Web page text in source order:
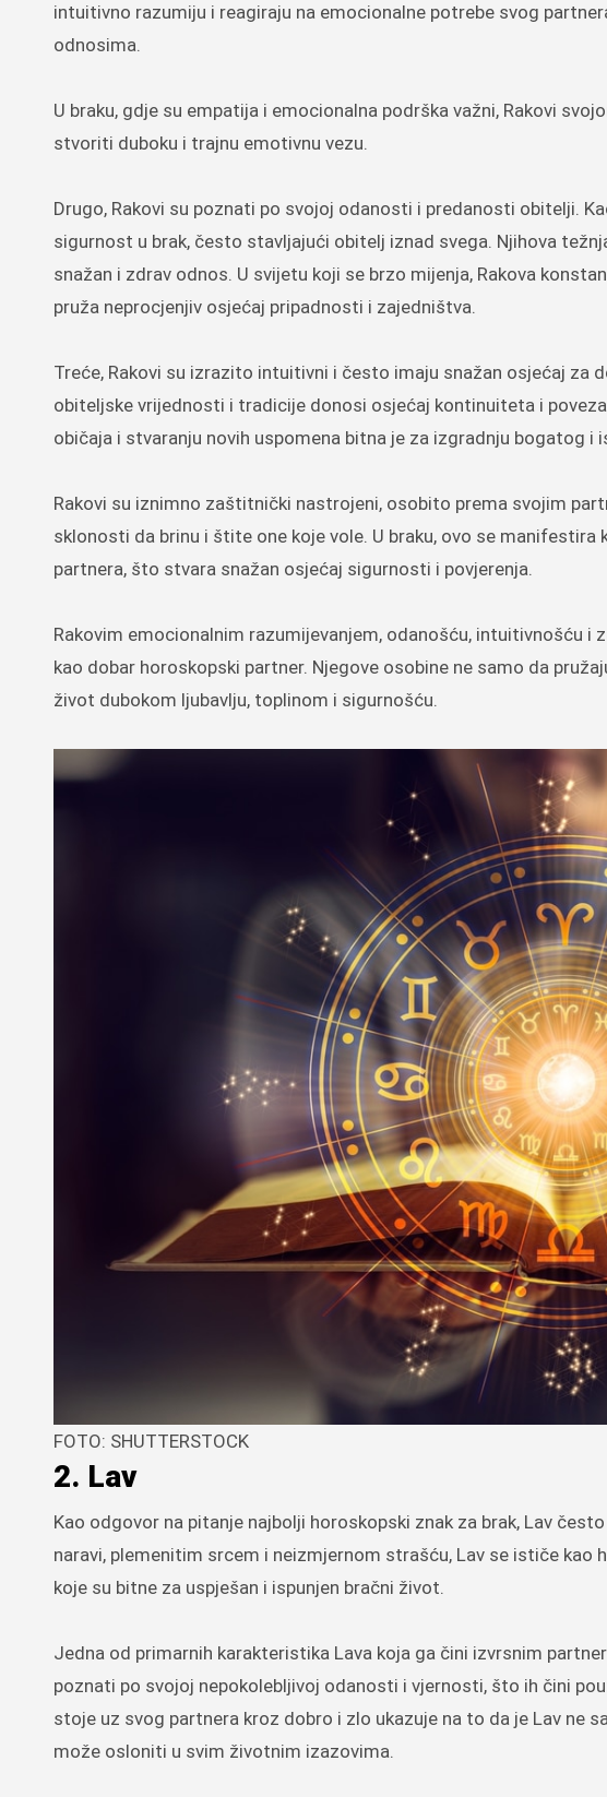
intuitivno razumiju i reagiraju na emocionalne potrebe svog
odnosima.
U braku, gdje su empatija i emocionalna podrška važni, Rakovi
stvoriti duboku i trajnu emotivnu vezu.
Drugo, Rakovi su poznati po svojoj odanosti i predanosti obitelji.
sigurnost u brak, često stavljajući obitelj iznad svega. Njihova
snažan i zdrav odnos. U svijetu koji se brzo mijenja, Rakova
pruža neprocjenjiv osjećaj pripadnosti i zajedništva.
Treće, Rakovi su izrazito intuitivni i često imaju snažan osjećaj za
obiteljske vrijednosti i tradicije donosi osjećaj kontinuiteta i
običaja i stvaranju novih uspomena bitna je za izgradnju bogatog i
Rakovi su iznimno zaštitnički nastrojeni, osobito prema svojim
sklonosti da brinu i štite one koje vole. U braku, ovo se
partnera, što stvara snažan osjećaj sigurnosti i povjerenja.
Rakovim emocionalnim razumijevanjem, odanošću, intuitivnošću
kao dobar horoskopski partner. Njegove osobine ne samo da
život dubokom ljubavlju, toplinom i sigurnošću.
FOTO: SHUTTERSTOCK
2. Lav
Kao odgovor na pitanje najbolji horoskopski znak za brak, Lav
naravi, plemenitim srcem i neizmjernom strašću, Lav se ističe kao
koje su bitne za uspješan i ispunjen bračni život.
Jedna od primarnih karakteristika Lava koja ga čini izvrsnim
poznati po svojoj nepokolebljivoj odanosti i vjernosti, što ih čini
stoje uz svog partnera kroz dobro i zlo ukazuje na to da je Lav ne
može osloniti u svim životnim izazovima.